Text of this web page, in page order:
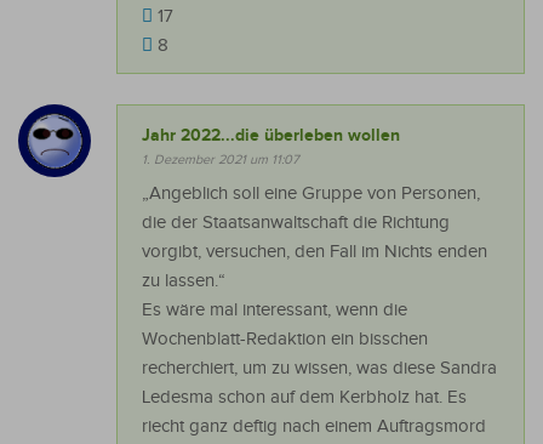
17
8
Jahr 2022...die überleben wollen
1. Dezember 2021 um 11:07
„Angeblich soll eine Gruppe von Personen,
die der Staatsanwaltschaft die Richtung
vorgibt, versuchen, den Fall im Nichts enden
zu lassen.“
Es wäre mal interessant, wenn die
Wochenblatt-Redaktion ein bisschen
recherchiert, um zu wissen, was diese Sandra
Ledesma schon auf dem Kerbholz hat. Es
riecht ganz deftig nach einem Auftragsmord